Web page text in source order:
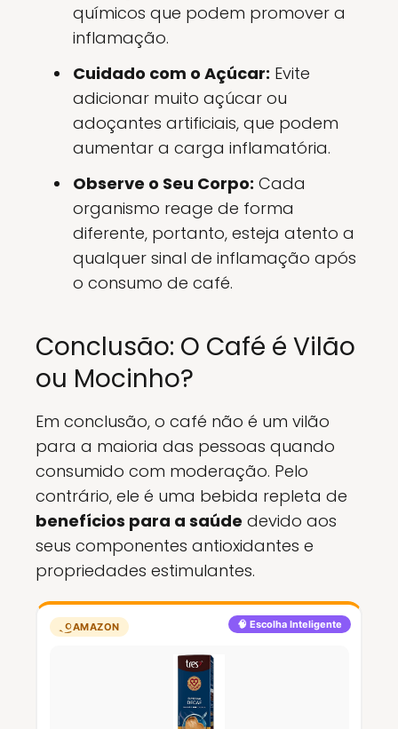
químicos que podem promover a
inflamação.
Cuidado com o Açúcar: Evite
adicionar muito açúcar ou
adoçantes artificiais, que podem
aumentar a carga inflamatória.
Observe o Seu Corpo: Cada
organismo reage de forma
diferente, portanto, esteja atento a
qualquer sinal de inflamação após
o consumo de café.
Conclusão: O Café é Vilão
ou Mocinho?
Em conclusão, o café não é um vilão
para a maioria das pessoas quando
consumido com moderação. Pelo
contrário, ele é uma bebida repleta de
benefícios para a saúde devido aos
seus componentes antioxidantes e
propriedades estimulantes.
🧠 Escolha Inteligente
AMAZON